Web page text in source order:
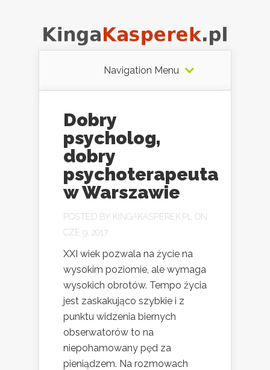
Navigation Menu
Dobry
psycholog,
dobry
psychoterapeuta
w Warszawie
POSTED BY KINGAKASPEREK.PL
ON
CZE 9, 2017
XXI wiek pozwala na życie na
wysokim poziomie, ale wymaga
wysokich obrotów. Tempo życia
jest zaskakująco szybkie i z
punktu widzenia biernych
obserwatorów to na
niepohamowany pęd za
pieniądzem. Na rozmowach